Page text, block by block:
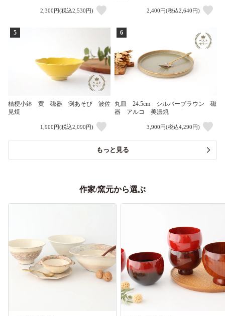
2,300円(税込2,530円) 2,400円(税込2,640円)
5
桔梗小鉢 黄 磁器 渕あそび 波佐
見焼
1,900円(税込2,090円)
6
丸皿 24.5cm シルバーブラウン 磁
器 アルコ 美濃焼
3,900円(税込4,290円)
もっと見る
作家/窯元から選ぶ